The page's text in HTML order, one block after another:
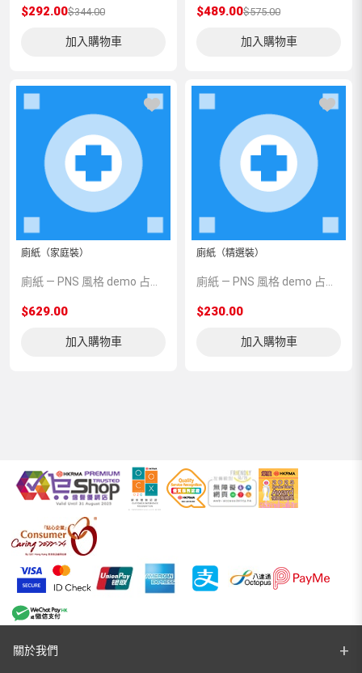
$292.00$344.00
加入購物車
$489.00$575.00
加入購物車
廁紙（家庭裝）
$629.00
加入購物車
廁紙（精選裝）
$230.00
加入購物車
關於我們